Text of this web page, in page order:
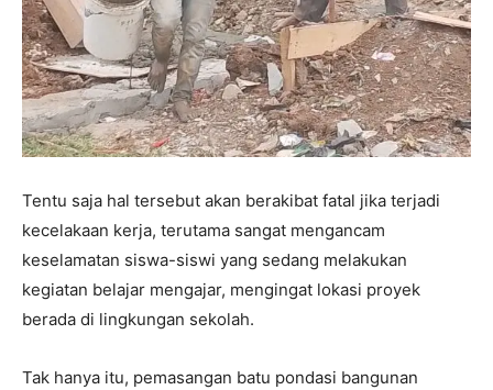
Tentu saja hal tersebut akan berakibat fatal jika terjadi
kecelakaan kerja, terutama sangat mengancam
keselamatan siswa-siswi yang sedang melakukan
kegiatan belajar mengajar, mengingat lokasi proyek
berada di lingkungan sekolah.
Tak hanya itu, pemasangan batu pondasi bangunan